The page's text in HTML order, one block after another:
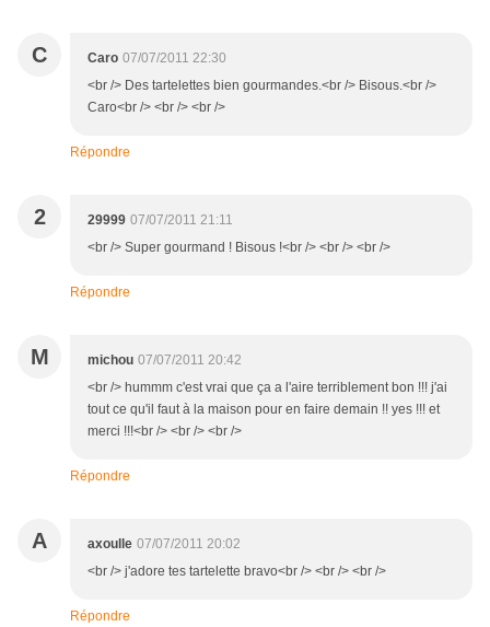
C Caro 07/07/2011 22:30
<br /> Des tartelettes bien gourmandes.<br /> Bisous.<br />
Caro<br /> <br /> <br />
Répondre
2 29999 07/07/2011 21:11
<br /> Super gourmand ! Bisous !<br /> <br /> <br />
Répondre
M michou 07/07/2011 20:42
<br /> hummm c'est vrai que ça a l'aire terriblement bon !!! j'ai
tout ce qu'il faut à la maison pour en faire demain !! yes !!! et
merci !!!<br /> <br /> <br />
Répondre
A axoulle 07/07/2011 20:02
<br /> j'adore tes tartelette bravo<br /> <br /> <br />
Répondre